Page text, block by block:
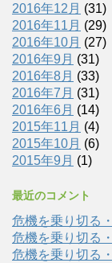
2016年12月 (31)
2016年11月 (29)
2016年10月 (27)
2016年9月 (31)
2016年8月 (33)
2016年7月 (31)
2016年6月 (14)
2015年11月 (4)
2015年10月 (6)
2015年9月 (1)
最近のコメント
危機を乗り切る
危機を乗り切る
危機を乗り切る